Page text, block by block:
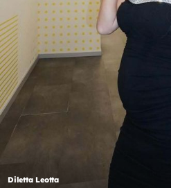
Diletta Leotta